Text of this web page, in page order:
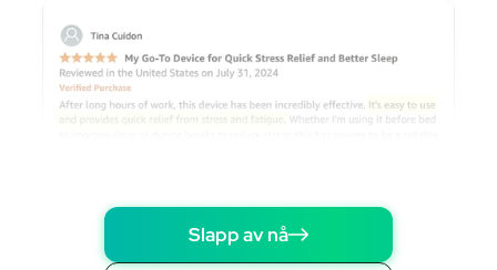
Slapp av nå